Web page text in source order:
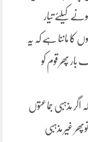
کیلئے تیار
کا ماننا ہے کہ یہ
پھر قوم کو
مذہبی جماعتوں
غیر مذہبی